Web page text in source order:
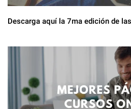
Descarga aquí la 7ma edición de